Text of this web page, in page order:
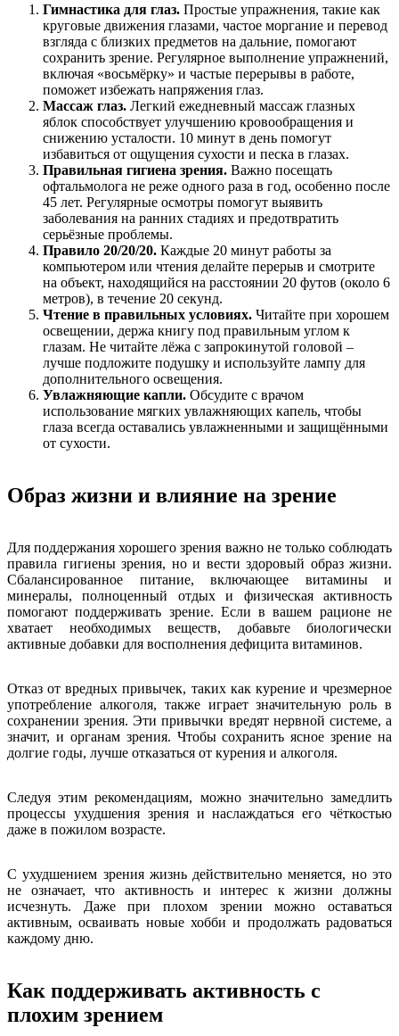
Гимнастика для глаз. Простые упражнения, такие как
круговые движения глазами, частое моргание и перевод
взгляда с близких предметов на дальние, помогают
сохранить зрение. Регулярное выполнение упражнений,
включая «восьмёрку» и частые перерывы в работе,
поможет избежать напряжения глаз.
Массаж глаз. Легкий ежедневный массаж глазных
яблок способствует улучшению кровообращения и
снижению усталости. 10 минут в день помогут
избавиться от ощущения сухости и песка в глазах.
Правильная гигиена зрения. Важно посещать
офтальмолога не реже одного раза в год, особенно после
45 лет. Регулярные осмотры помогут выявить
заболевания на ранних стадиях и предотвратить
серьёзные проблемы.
Правило 20/20/20. Каждые 20 минут работы за
компьютером или чтения делайте перерыв и смотрите
на объект, находящийся на расстоянии 20 футов (около 6
метров), в течение 20 секунд.
Чтение в правильных условиях. Читайте при хорошем
освещении, держа книгу под правильным углом к
глазам. Не читайте лёжа с запрокинутой головой –
лучше подложите подушку и используйте лампу для
дополнительного освещения.
Увлажняющие капли. Обсудите с врачом
использование мягких увлажняющих капель, чтобы
глаза всегда оставались увлажненными и защищёнными
от сухости.
Образ жизни и влияние на зрение
Для поддержания хорошего зрения важно не только соблюдать
правила гигиены зрения, но и вести здоровый образ жизни.
Сбалансированное питание, включающее витамины и
минералы, полноценный отдых и физическая активность
помогают поддерживать зрение. Если в вашем рационе не
хватает необходимых веществ, добавьте биологически
активные добавки для восполнения дефицита витаминов.
Отказ от вредных привычек, таких как курение и чрезмерное
употребление алкоголя, также играет значительную роль в
сохранении зрения. Эти привычки вредят нервной системе, а
значит, и органам зрения. Чтобы сохранить ясное зрение на
долгие годы, лучше отказаться от курения и алкоголя.
Следуя этим рекомендациям, можно значительно замедлить
процессы ухудшения зрения и наслаждаться его чёткостью
даже в пожилом возрасте.
С ухудшением зрения жизнь действительно меняется, но это
не означает, что активность и интерес к жизни должны
исчезнуть. Даже при плохом зрении можно оставаться
активным, осваивать новые хобби и продолжать радоваться
каждому дню.
Как поддерживать активность с
плохим зрением